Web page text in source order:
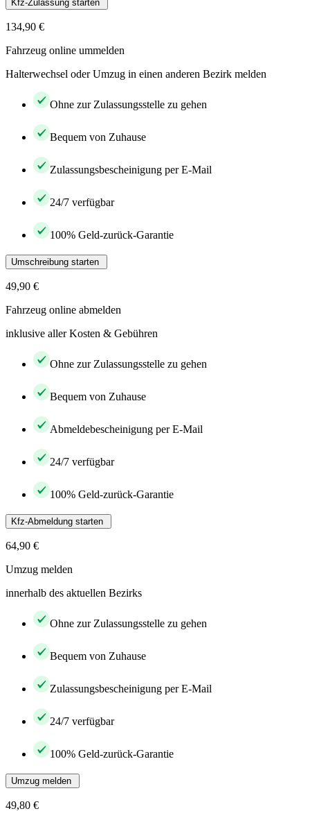
Kfz-Zulassung starten
134,90 €
Fahrzeug online ummelden
Halterwechsel oder Umzug in einen anderen Bezirk melden
Ohne zur Zulassungsstelle zu gehen
Bequem von Zuhause
Zulassungsbescheinigung per E-Mail
24/7 verfügbar
100% Geld-zurück-Garantie
Umschreibung starten
49,90 €
Fahrzeug online abmelden
inklusive aller Kosten & Gebühren
Ohne zur Zulassungsstelle zu gehen
Bequem von Zuhause
Abmeldebescheinigung per E-Mail
24/7 verfügbar
100% Geld-zurück-Garantie
Kfz-Abmeldung starten
64,90 €
Umzug melden
innerhalb des aktuellen Bezirks
Ohne zur Zulassungsstelle zu gehen
Bequem von Zuhause
Zulassungsbescheinigung per E-Mail
24/7 verfügbar
100% Geld-zurück-Garantie
Umzug melden
49,80 €